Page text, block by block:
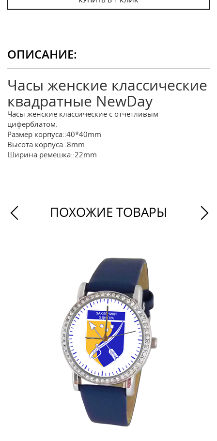
ОПИСАНИЕ:
Часы женские классические
квадратные NewDay
Часы женские классические с отчетливым
циферблатом.
Размер корпуса::40*40mm
Высота корпуса::8mm
Ширина ремешка::22mm
ПОХОЖИЕ ТОВАРЫ